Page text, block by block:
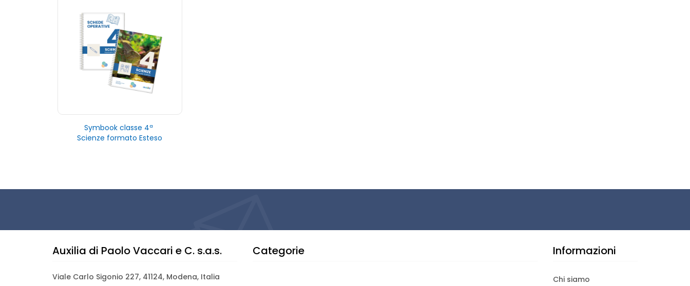
Symbook classe 4ª
Scienze formato Esteso
Auxilia di Paolo Vaccari e C. s.a.s.
Viale Carlo Sigonio 227, 41124, Modena, Italia
Categorie Informazioni
Chi siamo